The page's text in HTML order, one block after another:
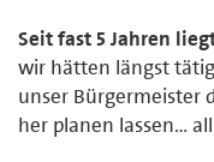
Seit fast 5 Jahren
wir hätten längst
unser Bürgermeister
her planen lassen…